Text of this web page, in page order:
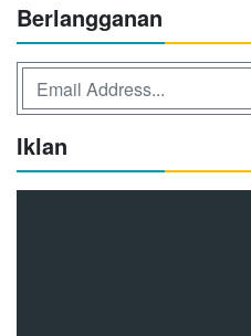
Berlangganan
Iklan